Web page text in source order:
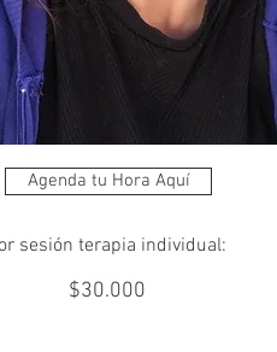
Agenda tu Hora Aquí
sesión terapia individual:
$30.000